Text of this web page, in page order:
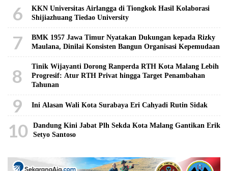
6
KKN Universitas Airlangga di Tiongkok Hasil Kolaborasi ​
Shijiazhuang Tiedao University
7
BMK 1957 Jawa Timur Nyatakan Dukungan kepada Rizky
Maulana, Dinilai Konsisten Bangun Organisasi Kepemudaan
8
Tinik Wijayanti Dorong Ranperda RTH Kota Malang Lebih
Progresif: Atur RTH Privat hingga Target Penambahan
Tahunan
9 Ini Alasan Wali Kota Surabaya Eri Cahyadi Rutin Sidak
10
Dandung Kini Jabat Plh Sekda Kota Malang Gantikan Erik
Setyo Santoso